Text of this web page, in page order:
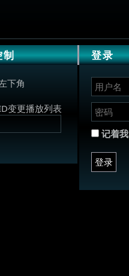
制
下角
变更播放列表
登录
记着我
登录